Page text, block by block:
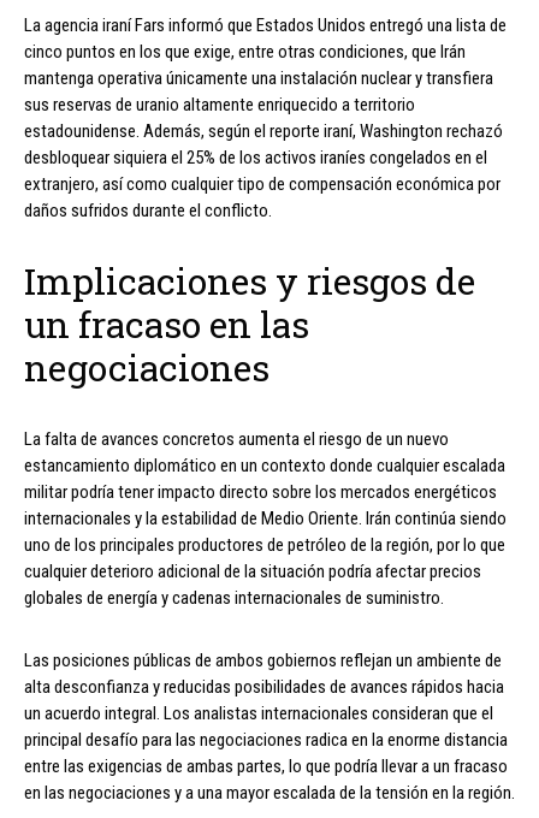
La agencia iraní Fars informó que Estados Unidos entregó una lista de
cinco puntos en los que exige, entre otras condiciones, que Irán
mantenga operativa únicamente una instalación nuclear y transfiera
sus reservas de uranio altamente enriquecido a territorio
estadounidense. Además, según el reporte iraní, Washington rechazó
desbloquear siquiera el 25% de los activos iraníes congelados en el
extranjero, así como cualquier tipo de compensación económica por
daños sufridos durante el conflicto.
Implicaciones y riesgos de
un fracaso en las
negociaciones
La falta de avances concretos aumenta el riesgo de un nuevo
estancamiento diplomático en un contexto donde cualquier escalada
militar podría tener impacto directo sobre los mercados energéticos
internacionales y la estabilidad de Medio Oriente. Irán continúa siendo
uno de los principales productores de petróleo de la región, por lo que
cualquier deterioro adicional de la situación podría afectar precios
globales de energía y cadenas internacionales de suministro.
Las posiciones públicas de ambos gobiernos reflejan un ambiente de
alta desconfianza y reducidas posibilidades de avances rápidos hacia
un acuerdo integral. Los analistas internacionales consideran que el
principal desafío para las negociaciones radica en la enorme distancia
entre las exigencias de ambas partes, lo que podría llevar a un fracaso
en las negociaciones y a una mayor escalada de la tensión en la región.